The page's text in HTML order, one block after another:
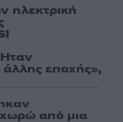
ηλεκτρική
άλλης εποχής»,
από μια